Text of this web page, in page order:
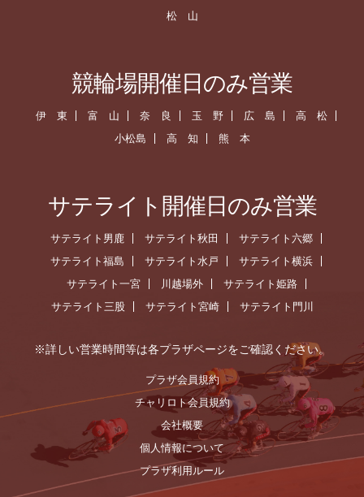
松 山
競輪場開催日のみ営業
伊 東 富 山 奈 良 玉 野 広 島
高 松
小松島
高 知 熊 本
サテライト開催日のみ営業
サテライト男鹿 サテライト秋田
サテライト六郷
サテライト福島
サテライト水戸
サテライト横浜
サテライト一宮
川越場外
サテライト姫路
サテライト三股
サテライト宮崎 サテライト門川
※詳しい営業時間等は各プラザページをご確認ください。
プラザ会員規約
チャリロト会員規約
会社概要
個人情報について
プラザ利用ルール